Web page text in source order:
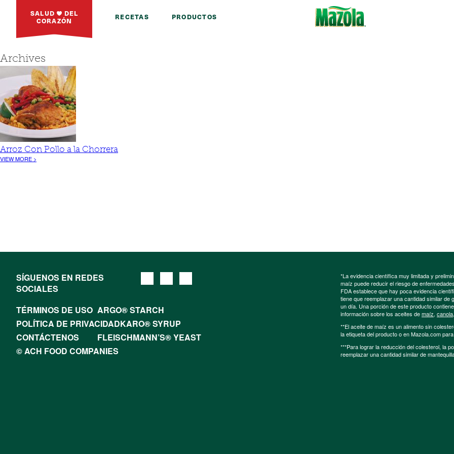
SALUD DEL
CORAZÓN RECETAS PRODUCTOS
Archives
Arroz Con Pollo a la Chorrera
VIEW MORE >
SÍGUENOS EN REDES
SOCIALES
TÉRMINOS DE USO ARGO® STARCH
POLÍTICA DE PRIVACIDADKARO® SYRUP
CONTÁCTENOS
FLEISCHMANN’S® YEAST
© ACH FOOD COMPANIES
*La evidencia científica muy limitada y
maíz puede reducir el riesgo de
FDA establece que hay poca evidencia
tiene que reemplazar una cantidad similar
un día. Una porción de este producto
información sobre los aceites demaíz, canola,
**El aceite de maíz es un alimento sin
la etiqueta del producto o en Mazola.com
***Para lograr la reducción del colesterol, la
reemplazar una cantidad similar de